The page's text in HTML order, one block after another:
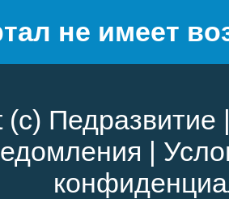
не имеет
(c) Педразвитие
|